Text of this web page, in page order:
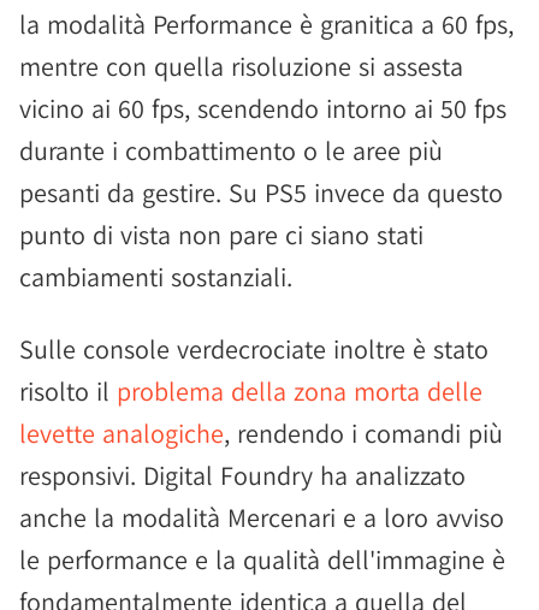
la modalità Performance è granitica a 60 fps,
mentre con quella risoluzione si assesta
vicino ai 60 fps, scendendo intorno ai 50 fps
durante i combattimento o le aree più
pesanti da gestire. Su PS5 invece da questo
punto di vista non pare ci siano stati
cambiamenti sostanziali.
Sulle console verdecrociate inoltre è stato
risolto il problema della zona morta delle
levette analogiche, rendendo i comandi più
responsivi. Digital Foundry ha analizzato
anche la modalità Mercenari e a loro avviso
le performance e la qualità dell'immagine è
fondamentalmente identica a quella del